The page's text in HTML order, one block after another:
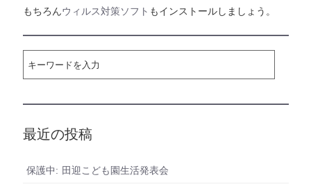
もちろんウィルス対策ソフト もインストールしましょう。
最近の投稿
保護中: 田迎こども園生活発表会